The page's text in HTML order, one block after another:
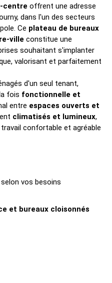
centre offrent une adresse
dans l'un des secteurs
Ce plateau de bureaux
ville constitue une
souhaitant s'implanter
valorisant et parfaitement
d'un seul tenant,
fois fonctionnelle et
entre espaces ouverts et
climatisés et lumineux,
confortable et agréable
selon vos besoins
et bureaux cloisonnés